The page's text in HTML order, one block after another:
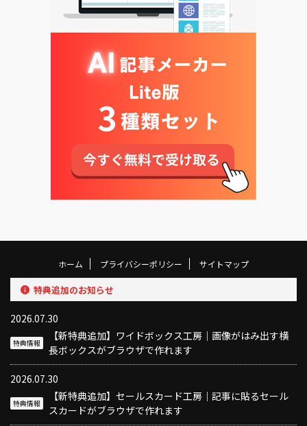
ホーム プライバシーポリシー サイトマップ
特典追加のお知らせ
2026.07.30
特典情報
【新特典追加】ワイドボックス工房｜画像がはみ出す横
長ボックスがブラウザで作れます
2026.07.30
特典情報
【新特典追加】セールスカード工房｜記事に貼るセール
スカードがブラウザで作れます